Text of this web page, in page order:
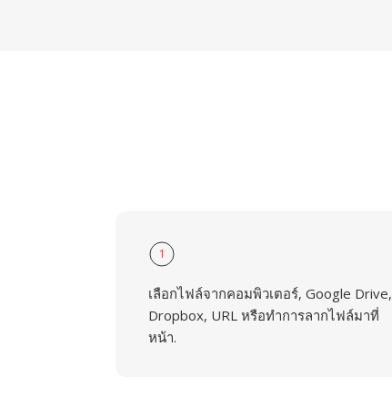
1
เลือกไฟล์จากคอมพิวเตอร์, Google Drive,
Dropbox, URL หรือทำการลากไฟล์มาที่
หน้า.